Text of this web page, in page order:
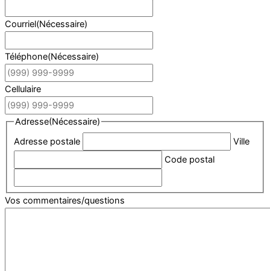
Courriel(Nécessaire)
Téléphone(Nécessaire)
Cellulaire
Adresse(Nécessaire)
Adresse postale
Ville
Code postal
Vos commentaires/questions